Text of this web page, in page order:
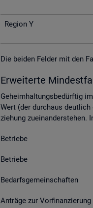
Re­gi­on Y
Die bei­den Fel­der mit den
Er­wei­ter­te
Ge­heim­hal­tungs­be­dürf­tig
Wert (der durch­aus
zie­hung zu­ein­an­der­ste­hen.
Be­trie­be <->
Be­trie­be <->
Be­darfs­ge­mein­schaf­ten
An­trä­ge zur